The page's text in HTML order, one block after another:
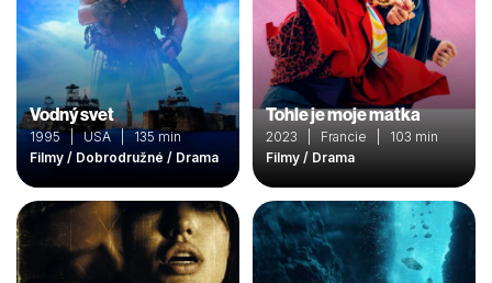
Vodný svet
1995 | USA | 135 min
Filmy / Dobrodružné / Drama
Tohle je moje matka
2023 | Francie | 103 min
Filmy / Drama